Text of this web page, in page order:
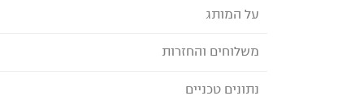
על המותג
EASTPAK - איסטפאק
משלוחים והחזרות
לבחירת בשיטת המשלוח המתאימה לכם,
נתונים טכניים